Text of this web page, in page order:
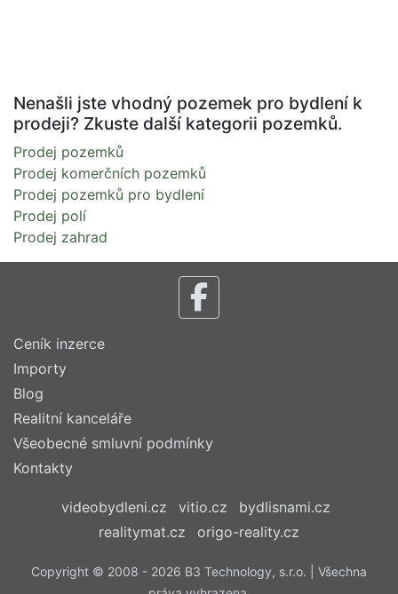
Nenašli jste vhodný pozemek pro bydlení k
prodeji? Zkuste další kategorii pozemků.
Prodej pozemků
Prodej komerčních pozemků
Prodej pozemků pro bydlení
Prodej polí
Prodej zahrad
Ceník inzerce
Importy
Blog
Realitní kanceláře
Všeobecné smluvní podmínky
Kontakty
videobydleni.cz vitio.cz
bydlisnami.cz
realitymat.cz
origo-reality.cz
Copyright © 2008 - 2026 B3 Technology, s.r.o. | Všechna